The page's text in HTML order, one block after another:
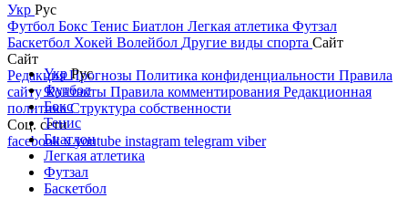
Укр Рус
Футбол Бокс Тенис Биатлон Легкая атлетика Футзал
Баскетбол Хокей Волейбол Другие виды спорта Сайт
Сайт
РедакцияПрогнозы Политика конфиденциальности Правила
сайтуКонтакты Правила комментирования Редакционная
политикаСтруктура собственности
Соц. сети
facebookxyoutube instagram telegram viber
УкрРус
Футбол
Бокс
Тенис
Биатлон
Легкая атлетика
Футзал
Баскетбол